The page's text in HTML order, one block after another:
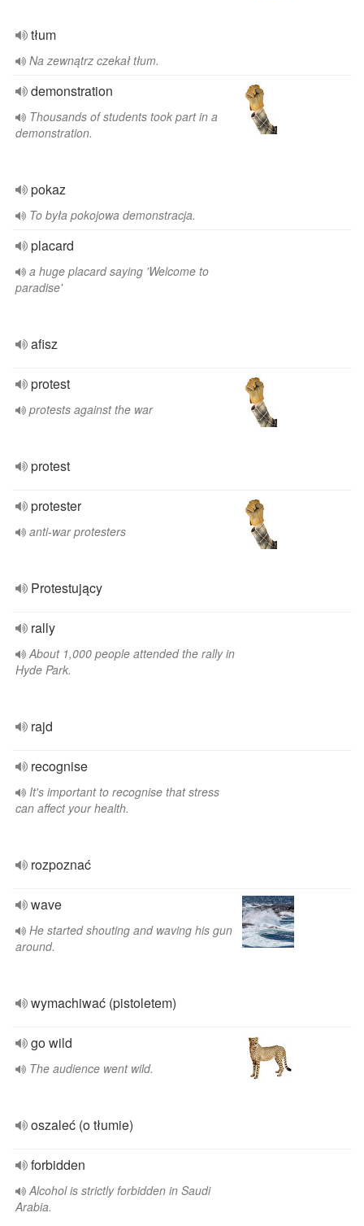
tłum
Na zewnątrz czekał tłum.
demonstration
Thousands of students took part in a
demonstration.
pokaz
To była pokojowa demonstracja.
placard
a huge placard saying 'Welcome to
paradise'
afisz
protest
protests against the war
protest
protester
anti-war protesters
Protestujący
rally
About 1,000 people attended the rally in
Hyde Park.
rajd
recognise
It's important to recognise that stress
can affect your health.
rozpoznać
wave
He started shouting and waving his gun
around.
wymachiwać (pistoletem)
go wild
The audience went wild.
oszaleć (o tłumie)
forbidden
Alcohol is strictly forbidden in Saudi
Arabia.